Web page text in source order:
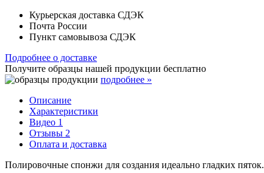
Курьерская доставка СДЭК
Почта России
Пункт самовывоза СДЭК
Подробнее о доставке
Получите образцы нашей продукции бесплатно
подробнее »
Описание
Характеристики
Видео 1
Отзывы 2
Оплата и доставка
Полировочные спонжи для создания идеально гладких пяток.